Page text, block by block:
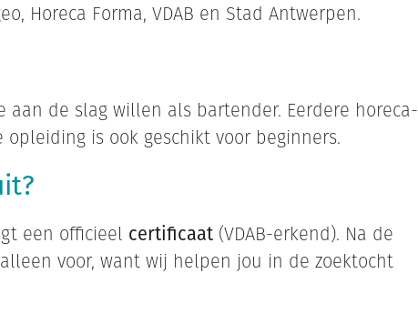
Horeca Forma, VDAB en Stad Antwerpen.
aan de slag willen als bartender. Eerdere horeca-
is ook geschikt voor beginners.
een officieel certificaat (VDAB-erkend). Na de
voor, want wij helpen jou in de zoektocht